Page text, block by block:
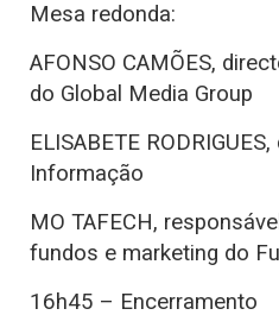
Mesa redonda:
AFONSO CAMÕES,
do Global Media Group
ELISABETE
Informação
MO TAFECH,
fundos e marketing do
16h45 – Encerramento